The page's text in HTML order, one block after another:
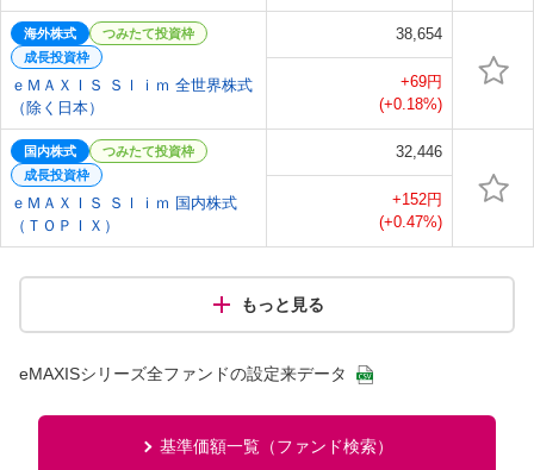
海外株式
つみたて投資枠
成長投資枠
ｅＭＡＸＩＳ Ｓｌｉｍ 全世界株式
（除く日本）
38,654
+69円
(+0.18%)
国内株式
つみたて投資枠
成長投資枠
ｅＭＡＸＩＳ Ｓｌｉｍ 国内株式
（ＴＯＰＩＸ）
32,446
+152円
(+0.47%)
もっと見る
eMAXISシリーズ全ファンドの設定来データ
基準価額一覧（ファンド検索）